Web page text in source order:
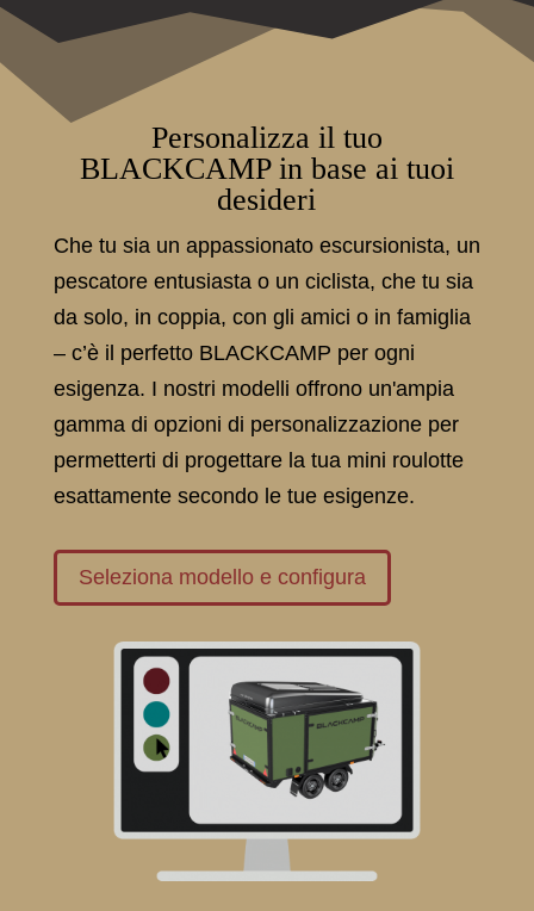
Personalizza il tuo
BLACKCAMP in base ai tuoi
desideri
Che tu sia un appassionato escursionista, un
pescatore entusiasta o un ciclista, che tu sia
da solo, in coppia, con gli amici o in famiglia
– c’è il perfetto BLACKCAMP per ogni
esigenza. I nostri modelli offrono un'ampia
gamma di opzioni di personalizzazione per
permetterti di progettare la tua mini roulotte
esattamente secondo le tue esigenze.
Seleziona modello e configura